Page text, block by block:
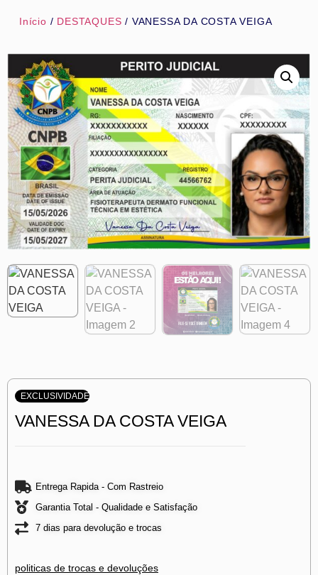
Início / DESTAQUES / VANESSA DA COSTA VEIGA
EXCLUSIVIDADE
VANESSA DA COSTA VEIGA
Entrega Rapida - Com Rastreio
Garantia Total - Qualidade e Satisfação
7 dias para devolução e trocas
politicas de trocas e devoluções